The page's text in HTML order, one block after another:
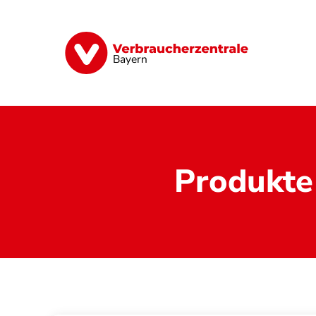
Bayern
Finanzen Digitales Lebensmittel
Produkte